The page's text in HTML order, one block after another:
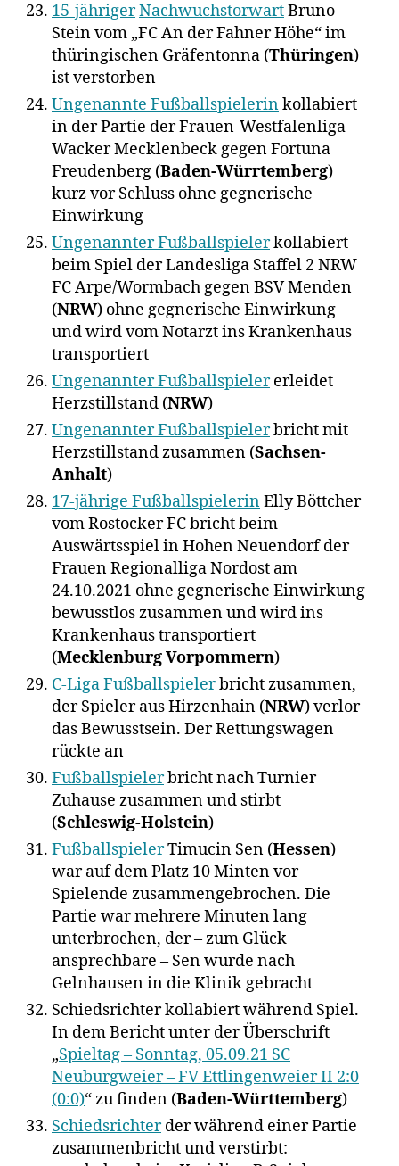
15-jährigerNachwuchstorwartBruno
Stein vom „FC An der Fahner Höhe“ im
thüringischen Gräfentonna (Thüringen)
ist verstorben
Ungenannte Fußballspielerinkollabiert
in der Partie der Frauen-Westfalenliga
Wacker Mecklenbeck gegen Fortuna
Freudenberg (Baden-Würrtemberg)
kurz vor Schluss ohne gegnerische
Einwirkung
Ungenannter Fußballspielerkollabiert
beim Spiel der Landesliga Staffel 2 NRW
FC Arpe/Wormbach gegen BSV Menden
(NRW) ohne gegnerische Einwirkung
und wird vom Notarzt ins Krankenhaus
transportiert
Ungenannter Fußballspielererleidet
Herzstillstand (NRW)
Ungenannter Fußballspielerbricht mit
Herzstillstand zusammen (Sachsen-
Anhalt)
17-jährige FußballspielerinElly Böttcher
vom Rostocker FC bricht beim
Auswärtsspiel in Hohen Neuendorf der
Frauen Regionalliga Nordost am
24.10.2021 ohne gegnerische Einwirkung
bewusstlos zusammen und wird ins
Krankenhaus transportiert
(Mecklenburg Vorpommern)
C-Liga Fußballspielerbricht zusammen,
der Spieler aus Hirzenhain (NRW) verlor
das Bewusstsein. Der Rettungswagen
rückte an
Fußballspielerbricht nach Turnier
Zuhause zusammen und stirbt
(Schleswig-Holstein)
FußballspielerTimucin Sen (Hessen)
war auf dem Platz 10 Minten vor
Spielende zusammengebrochen. Die
Partie war mehrere Minuten lang
unterbrochen, der – zum Glück
ansprechbare – Sen wurde nach
Gelnhausen in die Klinik gebracht
Schiedsrichter kollabiert während Spiel.
In dem Bericht unter der Überschrift
„Spieltag – Sonntag, 05.09.21 SC
Neuburgweier – FV Ettlingenweier II 2:0
(0:0)“ zu finden (Baden-Württemberg)
Schiedsrichterder während einer Partie
zusammenbricht und verstirbt: